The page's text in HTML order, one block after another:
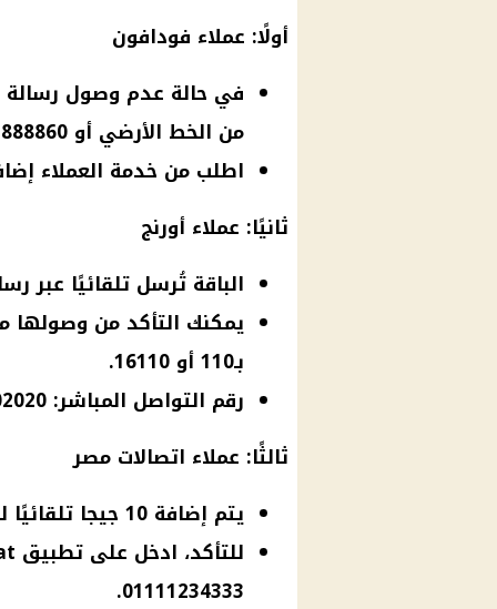
أولًا: عملاء فودافون
من الخط الأرضي أو 01001888860 من الموبايل.
اطلب من خدمة العملاء
ثانيًا: عملاء أورنج
الباقة تُرسل تلقائيًا عبر
بـ110 أو 16110.
رقم التواصل المباشر: 01223202020.
ثالثًا: عملاء اتصالات مصر
يتم إضافة 10 جيجا تلقائيًا للعملاء.
01111234333.